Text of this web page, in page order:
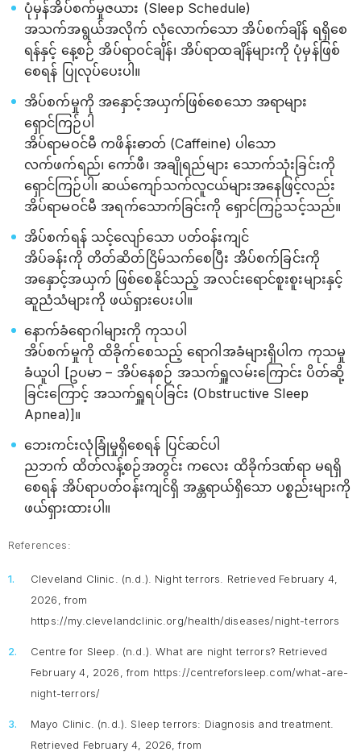
ပုံမှန်အိပ်စက်မှုဇယား (Sleep Schedule)
အသက်အရွယ်အလိုက် လုံလောက်သော အိပ်စက်ချိန် ရရှိစေ
ရန်နှင့် နေ့စဉ် အိပ်ရာဝင်ချိန်၊ အိပ်ရာထချိန်များကို ပုံမှန်ဖြစ်
စေရန် ပြုလုပ်ပေးပါ။
အိပ်စက်မှုကို အနှောင့်အယှက်ဖြစ်စေသော အရာများ
ရှောင်ကြဉ်ပါ
အိပ်ရာမဝင်မီ ကဖိန်းဓာတ် (Caffeine) ပါသော
လက်ဖက်ရည်၊ ကော်ဖီ၊ အချိုရည်များ သောက်သုံးခြင်းကို
ရှောင်ကြဉ်ပါ၊ ဆယ်ကျော်သက်လူငယ်များအနေဖြင့်လည်း
အိပ်ရာမဝင်မီ အရက်သောက်ခြင်းကို ရှောင်ကြဥ်သင့်သည်။
အိပ်စက်ရန် သင့်လျော်သော ပတ်ဝန်းကျင်
အိပ်ခန်းကို တိတ်ဆိတ်ငြိမ်သက်စေပြီး အိပ်စက်ခြင်းကို
အနှောင့်အယှက် ဖြစ်စေနိုင်သည့် အလင်းရောင်စူးစူးများနှင့်
ဆူညံသံများကို ဖယ်ရှားပေးပါ။
နောက်ခံရောဂါများကို ကုသပါ
အိပ်စက်မှုကို ထိခိုက်စေသည့် ရောဂါအခံများရှိပါက ကုသမှု
ခံယူပါ [ဥပမာ – အိပ်နေစဉ် အသက်ရှူလမ်းကြောင်း ပိတ်ဆို့
ခြင်းကြောင့် အသက်ရှူရပ်ခြင်း (Obstructive Sleep
Apnea)]။
ဘေးကင်းလုံခြုံမှုရှိစေရန် ပြင်ဆင်ပါ
ညဘက် ထိတ်လန့်စဉ်အတွင်း ကလေး ထိခိုက်ဒဏ်ရာ မရရှိ
စေရန် အိပ်ရာပတ်ဝန်းကျင်ရှိ အန္တရာယ်ရှိသော ပစ္စည်းများကို
ဖယ်ရှားထားပါ။
References:
Cleveland Clinic. (n.d.). Night terrors . Retrieved February 4,
2026, from
https://my.clevelandclinic.org/health/diseases/night-terrors
Centre for Sleep. (n.d.).What are night terrors? Retrieved
February 4, 2026, from https://centreforsleep.com/what-are-
night-terrors/
Mayo Clinic. (n.d.). Sleep terrors: Diagnosis and treatment
Retrieved February 4, 2026, from